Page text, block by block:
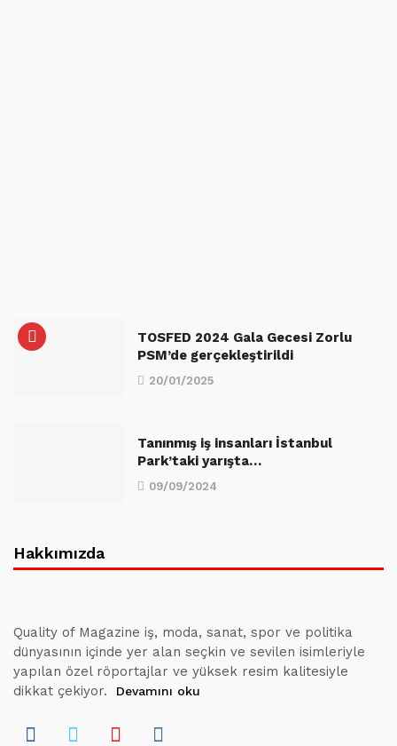
TOSFED 2024 Gala Gecesi Zorlu
PSM’de gerçekleştirildi
20/01/2025
Tanınmış iş insanları İstanbul
Park’taki yarışta…
09/09/2024
Hakkımızda
Quality of Magazine iş, moda, sanat, spor ve politika
dünyasının içinde yer alan seçkin ve sevilen isimleriyle
yapılan özel röportajlar ve yüksek resim kalitesiyle
dikkat çekiyor.
Devamını oku